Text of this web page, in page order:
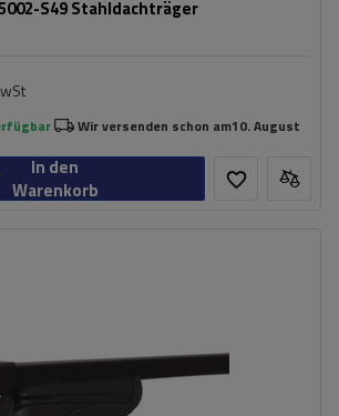
S49 Stahldachträger
Wir versenden schon am10. August
In den
Warenkorb